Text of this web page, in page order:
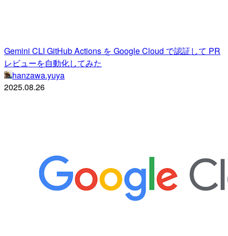
Gemini CLI GitHub Actions を Google Cloud で認証して PR
レビューを自動化してみた
hanzawa.yuya
2025.08.26